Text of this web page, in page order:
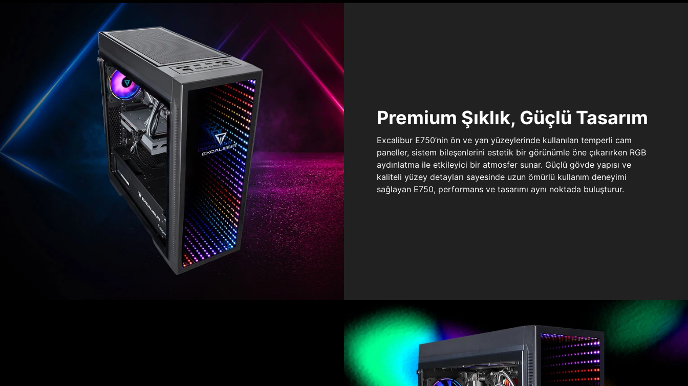
Premium Şıklık, Güçlü Tasarım
Excalibur E750’nin ön ve yan yüzeylerinde kullanılan temperli cam
paneller, sistem bileşenlerini estetik bir görünümle öne çıkarırken RGB
aydınlatma ile etkileyici bir atmosfer sunar. Güçlü gövde yapısı ve
kaliteli yüzey detayları sayesinde uzun ömürlü kullanım deneyimi
sağlayan E750, performans ve tasarımı aynı noktada buluşturur.